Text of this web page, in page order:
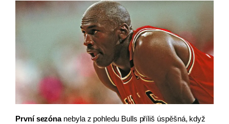
První sezóna nebyla z pohledu Bulls příliš úspěšná, když